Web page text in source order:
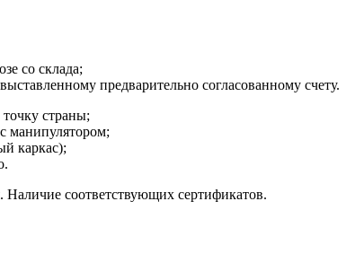
со склада;
предварительно согласованному счету.
страны;
манипулятором;
каркас);
Наличие соответствующих сертификатов.